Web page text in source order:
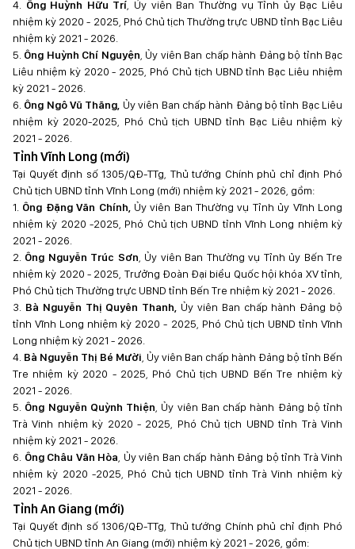
4. Ông Huỳnh Hữu Trí , Ủy viên Ban Thường vụ Tỉnh ủy Bạc Liêu
nhiệm kỳ 2020 - 2025, Phó Chủ tịch Thường trực UBND tỉnh Bạc Liêu
nhiệm kỳ 2021 - 2026.
5. Ông Huỳnh Chí Nguyện , Ủy viên Ban chấp hành Đảng bộ tỉnh Bạc
Liêu nhiệm kỳ 2020 - 2025, Phó Chủ tịch UBND tỉnh Bạc Liêu nhiệm
kỳ 2021 - 2026.
6. Ông Ngô Vũ Thăng, Ủy viên Ban chấp hành Đảng bộ tỉnh Bạc Liêu
nhiệm kỳ 2020-2025, Phó Chủ tịch UBND tỉnh Bạc Liêu nhiệm kỳ
2021 - 2026.
Tỉnh Vĩnh Long (mới)
Tại Quyết định số 1305/QĐ-TTg, Thủ tướng Chính phủ chỉ định Phó
Chủ tịch UBND tỉnh Vĩnh Long (mới) nhiệm kỳ 2021 - 2026, gồm:
1. Ông Đặng Văn Chính, Ủy viên Ban Thường vụ Tỉnh ủy Vĩnh Long
nhiệm kỳ 2020 -2025, Phó Chủ tịch UBND tỉnh Vĩnh Long nhiệm kỳ
2021 - 2026.
2. Ông Nguyễn Trúc Sơn , Ủy viên Ban Thường vụ Tỉnh ủy Bến Tre
nhiệm kỳ 2020 - 2025, Trưởng Đoàn Đại biểu Quốc hội khóa XV tỉnh,
Phó Chủ tịch Thường trực UBND tỉnh Bến Tre nhiệm kỳ 2021 - 2026.
3. Bà Nguyễn Thị Quyên Thanh,
Ủy viên Ban chấp hành Đảng bộ
tỉnh Vĩnh Long nhiệm kỳ 2020 - 2025, Phó Chủ tịch UBND tỉnh Vĩnh
Long nhiệm kỳ 2021 - 2026.
4. Bà Nguyễn Thị Bé Mười , Ủy viên Ban chấp hành Đảng bộ tỉnh Bến
Tre nhiệm kỳ 2020 - 2025, Phó Chủ tịch UBND Bến Tre nhiệm kỳ
2021 - 2026.
5. Ông Nguyễn Quỳnh Thiện , Ủy viên Ban chấp hành Đảng bộ tỉnh
Trà Vinh nhiệm kỳ 2020 - 2025, Phó Chủ tịch UBND tỉnh Trà Vinh
nhiệm kỳ 2021 - 2026.
6. Ông Châu Văn Hòa , Ủy viên Ban chấp hành Đảng bộ tỉnh Trà Vinh
nhiệm kỳ 2020 -2025, Phó Chủ tịch UBND tỉnh Trà Vinh nhiệm kỳ
2021 - 2026.
Tỉnh An Giang (mới)
Tại Quyết định số 1306/QĐ-TTg, Thủ tướng Chính phủ chỉ định Phó
Chủ tịch UBND tỉnh An Giang (mới) nhiệm kỳ 2021 - 2026, gồm: